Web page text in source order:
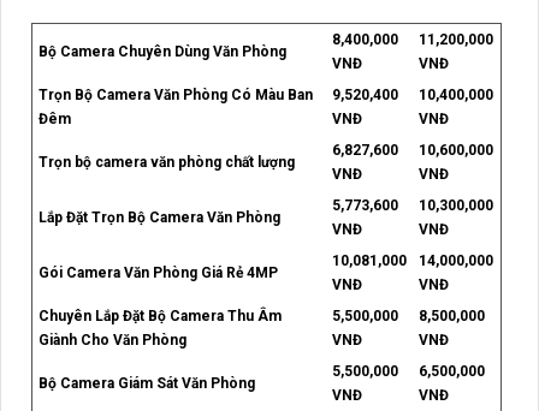
Bộ Camera Chuyên Dùng Văn Phòng
8,400,000
VNĐ
11,200,000
VNĐ
Trọn Bộ Camera Văn Phòng Có Màu Ban
Đêm
9,520,400
VNĐ
10,400,000
VNĐ
Trọn bộ camera văn phòng chất lượng
6,827,600
VNĐ
10,600,000
VNĐ
Lắp Đặt Trọn Bộ Camera Văn Phòng
5,773,600
VNĐ
10,300,000
VNĐ
Gói Camera Văn Phòng Giá Rẻ 4MP
10,081,000
VNĐ
14,000,000
VNĐ
Chuyên Lắp Đặt Bộ Camera Thu Âm
Giành Cho Văn Phòng
5,500,000
VNĐ
8,500,000
VNĐ
Bộ Camera Giám Sát Văn Phòng
5,500,000
VNĐ
6,500,000
VNĐ